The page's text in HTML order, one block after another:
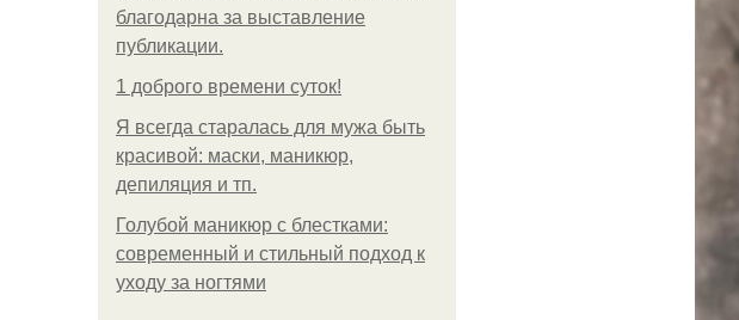
благодарна за выставление
публикации.
1 доброго времени суток!
Я всегда старалась для мужа быть
красивой: маски, маникюр,
депиляция и тп.
Голубой маникюр с блестками:
современный и стильный подход к
уходу за ногтями